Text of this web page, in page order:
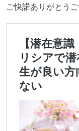
ご快諾ありがとうご